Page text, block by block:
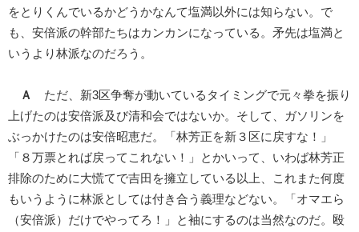
をとりくんでいるかどうかなんて塩満以外には知らない。で
も、安倍派の幹部たちはカンカンになっている。矛先は塩満と
いうより林派なのだろう。
Ａ
ただ、新3区争奪が動いているタイミングで元々拳を振り
上げたのは安倍派及び清和会ではないか。そして、ガソリンを
ぶっかけたのは安倍昭恵だ。「林芳正を新３区に戻すな！」
「８万票とれば戻ってこれない！」とかいって、いわば林芳正
排除のために大慌てで吉田を擁立している以上、これまた何度
もいうように林派としては付き合う義理などない。「オマエら
（安倍派）だけでやってろ！」と袖にするのは当然なのだ。殴